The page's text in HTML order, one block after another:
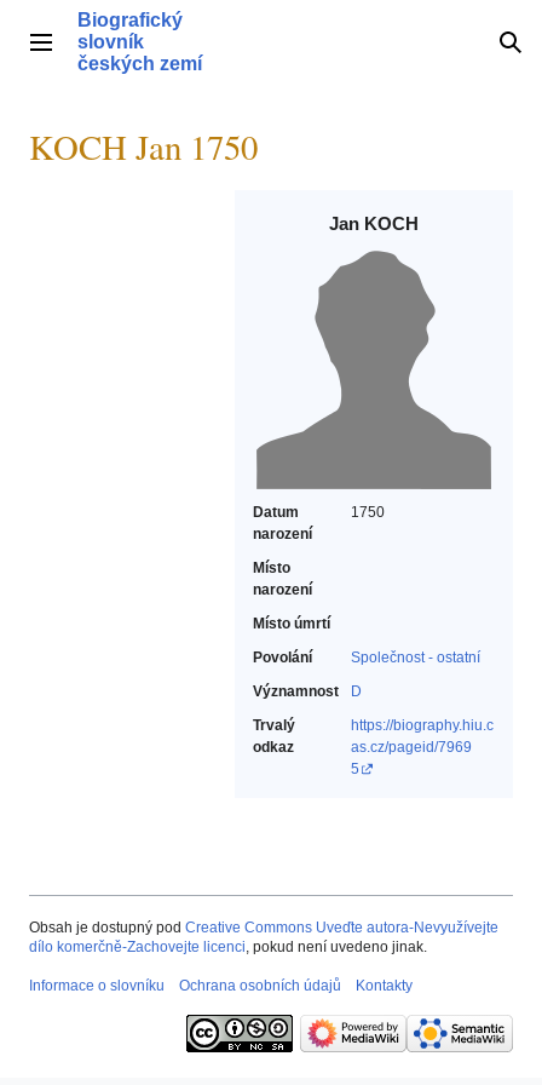
obsahHlavní menu
Biografický
slovník
českých zemí
KOCH Jan 1750
Jan KOCH
Datum
narození
1750
Místo
narození
Místo úmrtí
Povolání
Společnost - ostatní‎
Významnost
D
Trvalý
odkaz
https://biography.hiu.c
as.cz/pageid/7969
5
Obsah je dostupný pod Creative Commons Uveďte autora-Nevyužívejte
dílo komerčně-Zachovejte licenci, pokud není uvedeno jinak.
Informace o slovníku Ochrana osobních údajů Kontakty